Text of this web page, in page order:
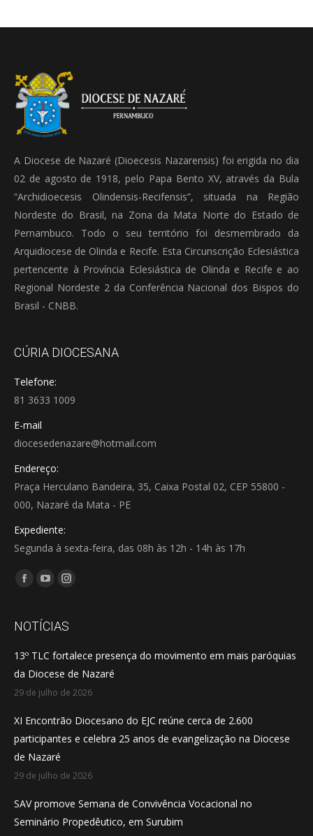
A Diocese de Nazaré (Dioecesis Nazarensis) foi erigida no dia
02 de agosto de 1918, pelo Papa Bento XV, através da Bula
“Archidioecesis Olindensis-Recifensis”, situada na Região
Nordeste do Brasil, na Zona da Mata Norte do Estado de
Pernambuco. Todo o seu território foi desmembrado da
Arquidiocese de Olinda e Recife. Esta Circunscrição Eclesiástica
pertencente à Província Eclesiástica de Olinda e Recife e ao
Regional Nordeste 2 da Conferência Nacional dos Bispos do
Brasil - CNBB.
CÚRIA DIOCESANA
Telefone:
81 3633 1009
E-mail
diocesedenazare@hotmail.com
Endereço:
Praça Herculano Bandeira, 35, Caixa Postal 02, CEP 55800 -
000, Nazaré da Mata - PE
Expediente:
Segunda à sexta-feira, das 08h às 12h - 14h às 17h
Encontre-nos em:
Facebook
opens
new
window
YouTube
opens
new
window
Instagram
opens
new
window
NOTÍCIAS
13º TLC fortalece presença do movimento em mais paróquias
da Diocese de Nazaré
29 de julho de 2026
XI Encontrão Diocesano do EJC reúne cerca de 2.600
participantes e celebra 25 anos de evangelização na Diocese
de Nazaré
29 de julho de 2026
SAV promove Semana de Convivência Vocacional no
Seminário Propedêutico, em Surubim